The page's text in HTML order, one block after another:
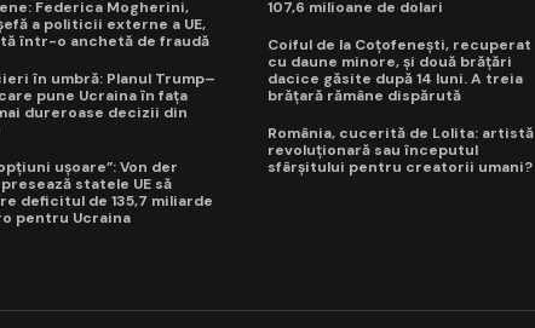
Federica Mogherini,
a politicii externe a UE,
într-o anchetă de fraudă
în umbră: Planul Trump–
pune Ucraina în fața
dureroase decizii din
ușoare”: Von der
statele UE să
deficitul de 135,7 miliarde
pentru Ucraina
107,6 milioane de dolari
Coiful de la Coțofenești, recuperat
cu daune minore, și două brățări
dacice găsite după 14 luni. A treia
brățară rămâne dispărută
România, cucerită de Lolita: artistă
revoluționară sau începutul
sfârșitului pentru creatorii umani?